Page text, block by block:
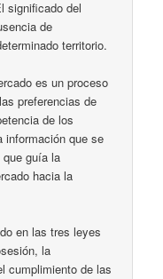
significado del
de
territorio.
es un proceso
preferencias de
de los
información que se
guía la
hacia la
en las tres leyes
la
cumplimiento de las